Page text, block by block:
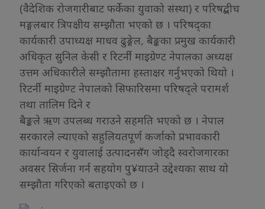
(वैदेशिक रोजगारीबाट फर्केका युवाको संस्था) र परिषद्बीच
मङ्गलबार त्रिपक्षीय सम्झौता भएको छ । परिषद्का
कार्यकारी उपाध्यक्ष माधव ढुङ्गेल, बैङ्कका प्रमुख कार्यकारी
अधिकृत सुनिल केसी र रिटर्नी माइग्रेण्ट नेपालका अध्यक्ष
उत्तम अधिकारीले सम्झौतामा हस्ताक्षर गर्नुभएको थियो ।
रिटर्नी माइग्रेण्ट नेपालको सिफारिसमा परिषद्ले परामर्श
तथा तालिम दिने र
बैङ्कले ऋण उपलब्ध गराउने सहमति भएको छ । नेपाल
सरकारले ल्याएको सहुलियतपूर्ण कर्जाको प्रभावकारी
कार्यान्वयन र युवालाई उत्पादनसँग जोड्दै स्वरोजगारका
अवसर सिर्जना गर्न सहयोग पु¥याउने उद्देश्यका साथ यो
सम्झौता गरिएको बताइएको छ ।